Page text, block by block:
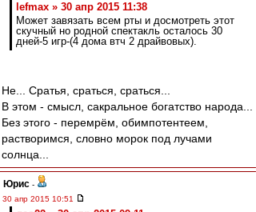
lefmax » 30 апр 2015 11:38
Может завязать всем рты и досмотреть этот
скучный но родной спектакль осталось 30
дней-5 игр-(4 дома втч 2 драйвовых).
Не... Сратья, сраться, сраться...
В этом - смысл, сакральное богатство народа...
Без этого - перемрём, обимпотентеем,
растворимся, словно морок под лучами
солнца...
Юрис -
30 апр 2015 10:51